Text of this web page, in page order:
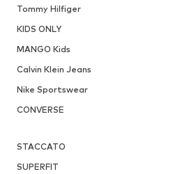
Tommy Hilfiger
KIDS ONLY
MANGO Kids
Calvin Klein Jeans
Nike Sportswear
CONVERSE
STACCATO
SUPERFIT